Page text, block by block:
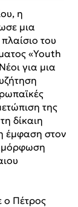
η
μια
του
«Youth
για μια
της
δίκαιη
έμφαση στον
ο Πέτρος